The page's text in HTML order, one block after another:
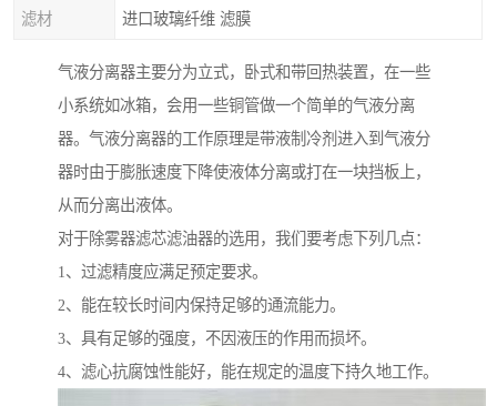
滤材 进口玻璃纤维 滤膜
气液分离器主要分为立式，卧式和带回热装置，在一些
小系统如冰箱，会用一些铜管做一个简单的气液分离
器。气液分离器的工作原理是带液制冷剂进入到气液分
器时由于膨胀速度下降使液体分离或打在一块挡板上，
从而分离出液体。
对于除雾器滤芯滤油器的选用，我们要考虑下列几点：
1、过滤精度应满足预定要求。
2、能在较长时间内保持足够的通流能力。
3、具有足够的强度，不因液压的作用而损坏。
4、滤心抗腐蚀性能好，能在规定的温度下持久地工作。